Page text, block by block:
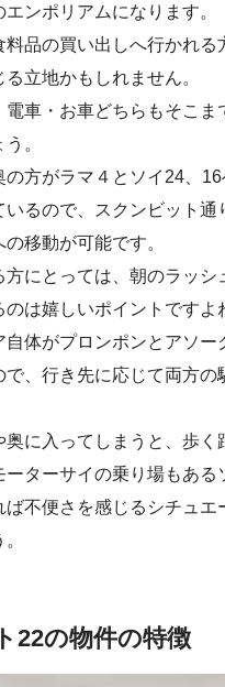
ンポリアムになります。
料品の買い出しへ行かれる
立地かもしれません。
電車・お車どちらもそこま
。
の方がラマ４とソイ24、
いるので、スクンビット通
移動が可能です。
にとっては、朝のラッシ
は嬉しいポイントですよ
自体がプロンポンとアソー
で、行き先に応じて両方の
奥に入ってしまうと、歩く
ーターサイの乗り場もある
ば不便さを感じるシチュエ
22の物件の特徴